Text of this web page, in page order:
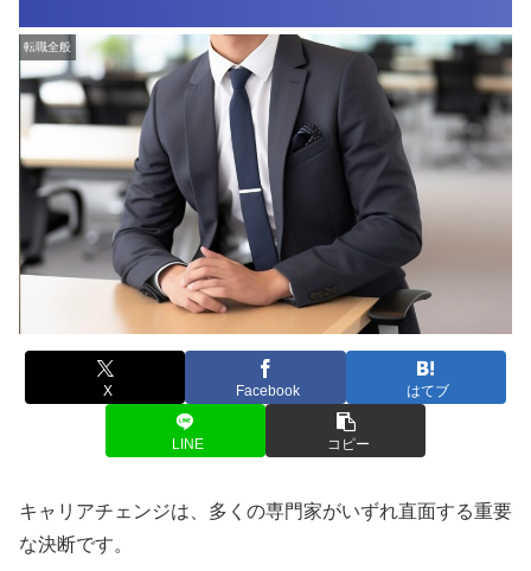
転職全般
X Facebook はてブ
LINE コピー
キャリアチェンジは、多くの専門家がいずれ直面する重要
な決断です。